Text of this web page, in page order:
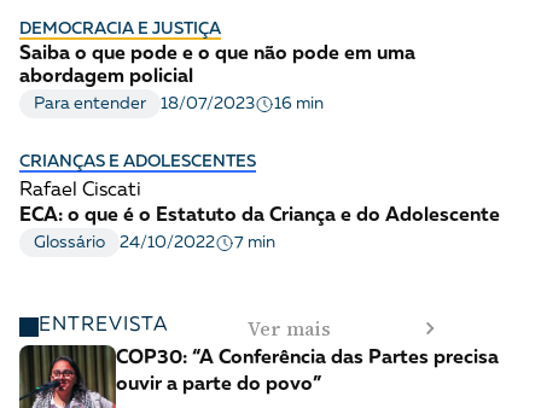
DEMOCRACIA E JUSTIÇA
Saiba o que pode e o que não pode em uma
abordagem policial
Para entender 18/07/2023 16 min
CRIANÇAS E ADOLESCENTES
Rafael Ciscati
ECA: o que é o Estatuto da Criança e do Adolescente
Glossário 24/10/2022 7 min
ENTREVISTA Ver mais
COP30: “A Conferência das Partes precisa
ouvir a parte do povo”